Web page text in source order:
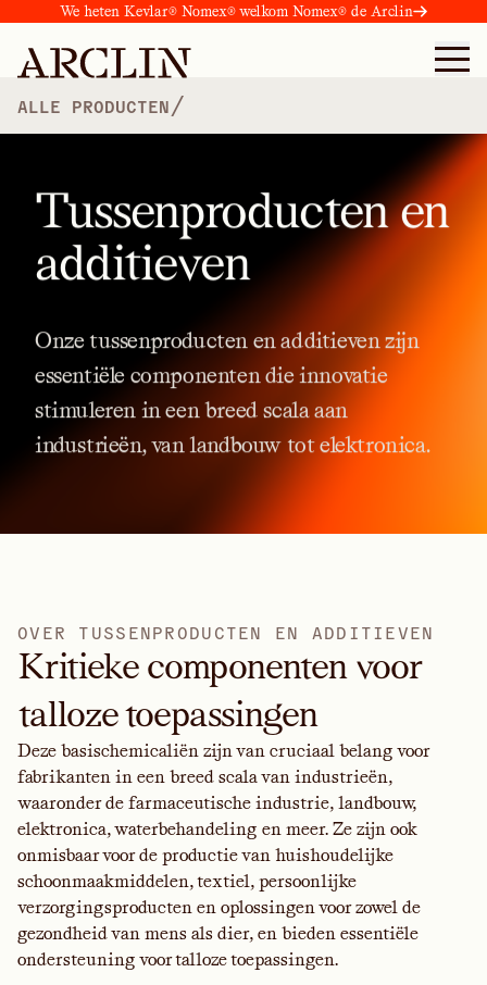
We heten Kevlar® Nomex® welkom Nomex® de Arclin
ALLE PRODUCTEN /
Tussenproducten en
additieven
Onzetussenproducten enadditievenzijn
essentiële componentendieinnovatie
stimuleren ineenbreed scalaaan
industrieën,vanlandbouw totelektronica.
OV ER T USS ENPRODU CTEN EN ADD I TI EVEN
Kritieke componenten voor
talloze toepassingen
Deze basischemicaliën zijn van cruciaal belang voor
fabrikanten in een breed scala van industrieën,
waaronder de farmaceutische industrie, landbouw,
elektronica, waterbehandeling en meer. Ze zijn ook
onmisbaar voor de productie van huishoudelijke
schoonmaakmiddelen, textiel, persoonlijke
verzorgingsproducten en oplossingen voor zowel de
gezondheid van mens als dier, en bieden essentiële
ondersteuning voor talloze toepassingen.